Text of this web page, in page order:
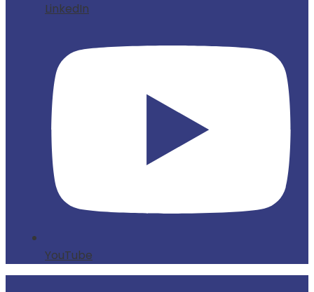
LinkedIn
YouTube